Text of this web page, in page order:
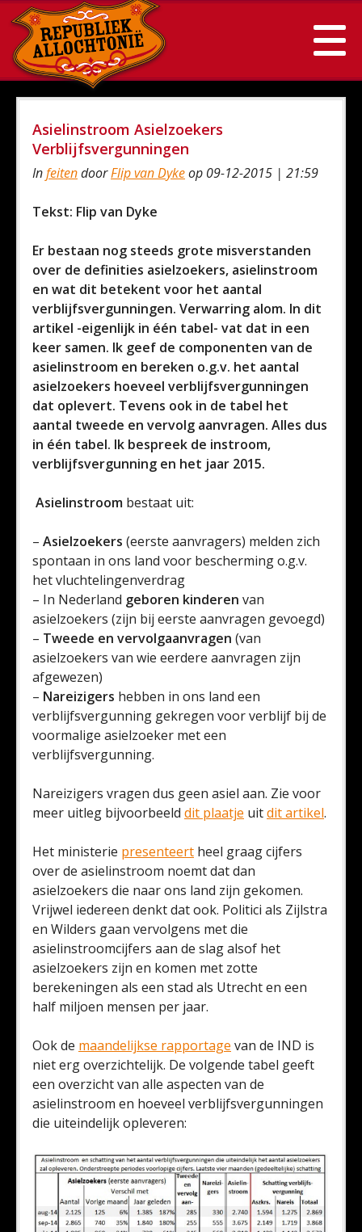
Asielinstroom Asielzoekers
Verblijfsvergunningen
InfeitendoorFlip van Dykeop 09-12-2015 | 21:59
Tekst: Flip van Dyke
Er bestaan nog steeds grote misverstanden
over de definities asielzoekers, asielinstroom
en wat dit betekent voor het aantal
verblijfsvergunningen. Verwarring alom. In dit
artikel -eigenlijk in één tabel- vat dat in een
keer samen. Ik geef de componenten van de
asielinstroom en bereken o.g.v. het aantal
asielzoekers hoeveel verblijfsvergunningen
dat oplevert. Tevens ook in de tabel het
aantal tweede en vervolg aanvragen. Alles dus
in één tabel. Ik bespreek de instroom,
verblijfsvergunning en het jaar 2015.
Asielinstroom bestaat uit:
– Asielzoekers (eerste aanvragers) melden zich
spontaan in ons land voor bescherming o.g.v.
het vluchtelingenverdrag
– In Nederland geboren kinderen van
asielzoekers (zijn bij eerste aanvragen gevoegd)
– Tweede en vervolgaanvragen (van
asielzoekers van wie eerdere aanvragen zijn
afgewezen)
– Nareizigers hebben in ons land een
verblijfsvergunning gekregen voor verblijf bij de
voormalige asielzoeker met een
verblijfsvergunning.
Nareizigers vragen dus geen asiel aan. Zie voor
meer uitleg bijvoorbeeld dit plaatje uitdit artikel.
Het ministerie presenteert heel graag cijfers
over de asielinstroom noemt dat dan
asielzoekers die naar ons land zijn gekomen.
Vrijwel iedereen denkt dat ook. Politici als Zijlstra
en Wilders gaan vervolgens met die
asielinstroomcijfers aan de slag alsof het
asielzoekers zijn en komen met zotte
berekeningen als een stad als Utrecht en een
half miljoen mensen per jaar.
Ook de maandelijkse rapportage van de IND is
niet erg overzichtelijk. De volgende tabel geeft
een overzicht van alle aspecten van de
asielinstroom en hoeveel verblijfsvergunningen
die uiteindelijk opleveren: